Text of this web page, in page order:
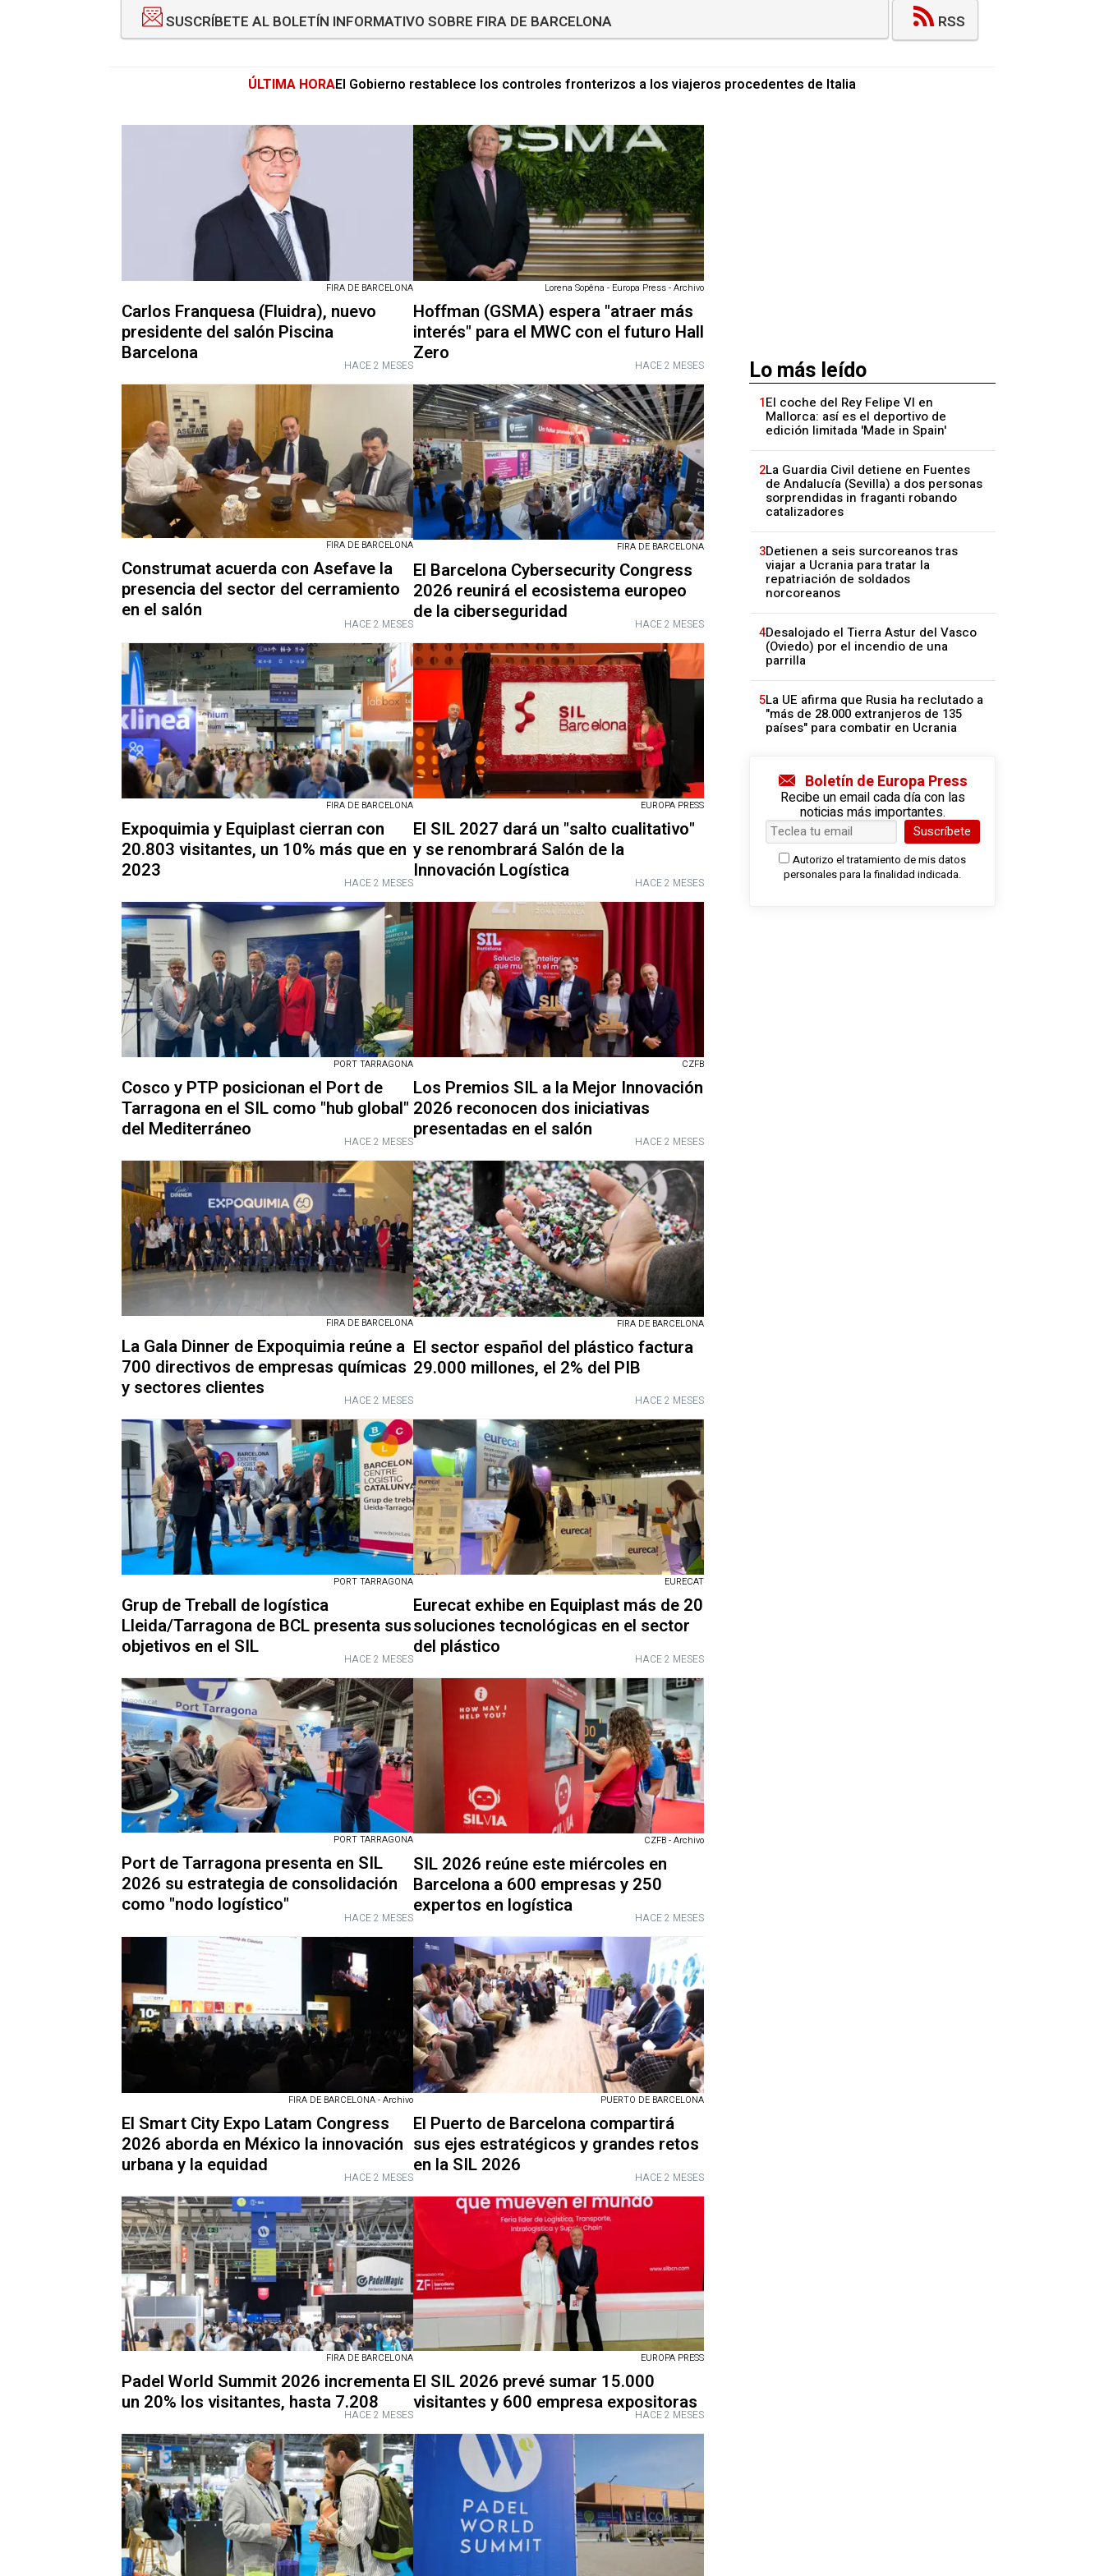
SUSCRÍBETE AL BOLETÍN INFORMATIVO SOBRE FIRA DE BARCELONA RSS
ÚLTIMA HORAEl Gobierno restablece los controles fronterizos a los viajeros procedentes de Italia
FIRA DE BARCELONA
Carlos Franquesa (Fluidra), nuevo
presidente del salón Piscina
Barcelona
HACE 2 MESES
Lorena Sopêna - Europa Press - Archivo
Hoffman (GSMA) espera "atraer más
interés" para el MWC con el futuro Hall
Zero
HACE 2 MESES
FIRA DE BARCELONA
Construmat acuerda con Asefave la
presencia del sector del cerramiento
en el salón
HACE 2 MESES
FIRA DE BARCELONA
El Barcelona Cybersecurity Congress
2026 reunirá el ecosistema europeo
de la ciberseguridad
HACE 2 MESES
FIRA DE BARCELONA
Expoquimia y Equiplast cierran con
20.803 visitantes, un 10% más que en
2023
HACE 2 MESES
EUROPA PRESS
El SIL 2027 dará un "salto cualitativo"
y se renombrará Salón de la
Innovación Logística
HACE 2 MESES
PORT TARRAGONA
Cosco y PTP posicionan el Port de
Tarragona en el SIL como "hub global"
del Mediterráneo
HACE 2 MESES
CZFB
Los Premios SIL a la Mejor Innovación
2026 reconocen dos iniciativas
presentadas en el salón
HACE 2 MESES
FIRA DE BARCELONA
La Gala Dinner de Expoquimia reúne a
700 directivos de empresas químicas
y sectores clientes
HACE 2 MESES
FIRA DE BARCELONA
El sector español del plástico factura
29.000 millones, el 2% del PIB
HACE 2 MESES
PORT TARRAGONA
Grup de Treball de logística
Lleida/Tarragona de BCL presenta sus
objetivos en el SIL
HACE 2 MESES
EURECAT
Eurecat exhibe en Equiplast más de 20
soluciones tecnológicas en el sector
del plástico
HACE 2 MESES
PORT TARRAGONA
Port de Tarragona presenta en SIL
2026 su estrategia de consolidación
como "nodo logístico"
HACE 2 MESES
CZFB - Archivo
SIL 2026 reúne este miércoles en
Barcelona a 600 empresas y 250
expertos en logística
HACE 2 MESES
FIRA DE BARCELONA - Archivo
El Smart City Expo Latam Congress
2026 aborda en México la innovación
urbana y la equidad
HACE 2 MESES
PUERTO DE BARCELONA
El Puerto de Barcelona compartirá
sus ejes estratégicos y grandes retos
en la SIL 2026
HACE 2 MESES
FIRA DE BARCELONA
Padel World Summit 2026 incrementa
un 20% los visitantes, hasta 7.208HACE 2 MESES
EUROPA PRESS
El SIL 2026 prevé sumar 15.000
visitantes y 600 empresa expositoras
HACE 2 MESES
Lo más leído
1El coche del Rey Felipe VI en
Mallorca: así es el deportivo de
edición limitada 'Made in Spain'
2La Guardia Civil detiene en Fuentes
de Andalucía (Sevilla) a dos personas
sorprendidas in fraganti robando
catalizadores
3Detienen a seis surcoreanos tras
viajar a Ucrania para tratar la
repatriación de soldados
norcoreanos
4Desalojado el Tierra Astur del Vasco
(Oviedo) por el incendio de una
parrilla
5La UE afirma que Rusia ha reclutado a
"más de 28.000 extranjeros de 135
países" para combatir en Ucrania
Boletín de Europa Press
Recibe un email cada día con las
noticias más importantes.
Suscríbete
Autorizo el tratamiento de mis datos
personales para la finalidad indicada.